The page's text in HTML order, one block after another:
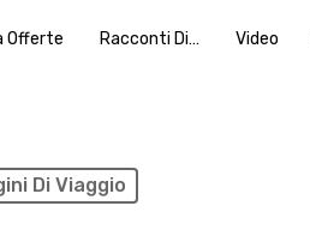
Offerte Racconti Di… Video
Di Viaggio